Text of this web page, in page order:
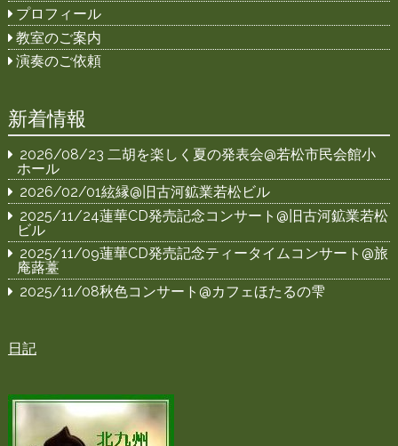
プロフィール
教室のご案内
演奏のご依頼
新着情報
2026/08/23 二胡を楽しく夏の発表会@若松市民会館小
ホール
2026/02/01絃縁@旧古河鉱業若松ビル
2025/11/24蓮華CD発売記念コンサート@旧古河鉱業若松
ビル
2025/11/09蓮華CD発売記念ティータイムコンサート@旅
庵蕗薹
2025/11/08秋色コンサート@カフェほたるの雫
日記